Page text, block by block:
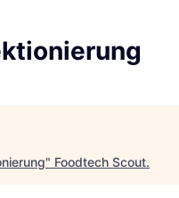
" Foodtech Scout.